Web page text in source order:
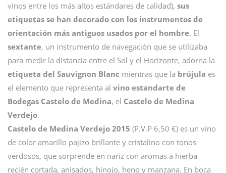
vinos entre los más altos estándares de calidad), sus
etiquetas se han decorado con los instrumentos de
orientación más antiguos usados por el hombre. El
sextante, un instrumento de navegación que se utilizaba
para medir la distancia entre el Sol y el Horizonte, adorna la
etiqueta del Sauvignon Blanc mientras que la brújula es
el elemento que representa al vino estandarte de
Bodegas Castelo de Medina, el Castelo de Medina
Verdejo.
Castelo de Medina Verdejo 2015 (P.V.P 6,50 €) es un vino
de color amarillo pajizo brillante y cristalino con tonos
verdosos, que sorprende en nariz con aromas a hierba
recién cortada, anisados, hinojo, heno y manzana. En boca